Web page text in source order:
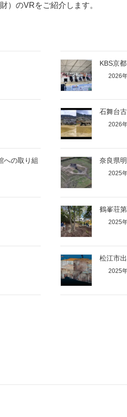
）のVRをご紹介します。
KBS京
2026
石舞台
2026
への取り組
奈良県
2025
鶴峯荘
2025
松江市
2025